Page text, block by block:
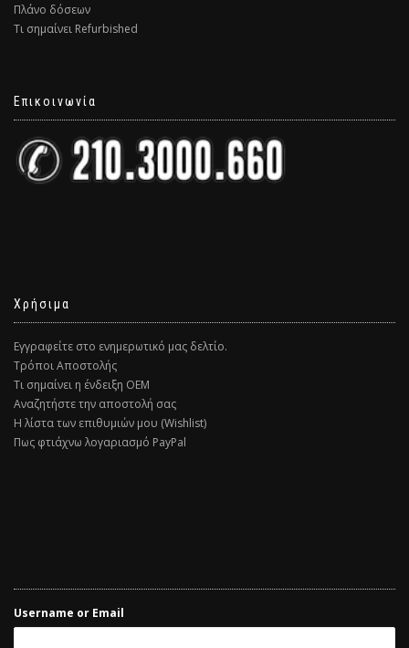
Πλάνο δόσεων
Τι σημαίνει Refurbished
Επικοινωνία
Χρήσιμα
Εγγραφείτε στο ενημερωτικό μας δελτίο.
Τρόποι Αποστολής
Τι σημαίνει η ένδειξη ΟΕΜ
Αναζητήστε την αποστολή σας
Η λίστα των επιθυμιών μου (Wishlist)
Πως φτιάχνω λογαριασμό PayPal
Username or Email